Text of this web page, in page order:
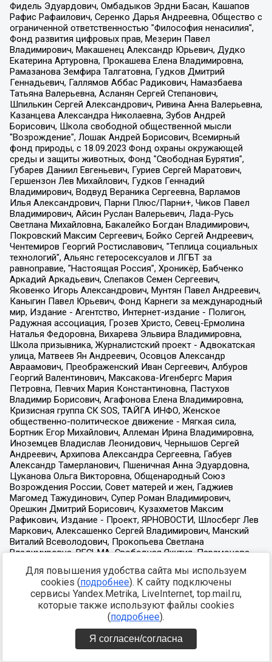
Для повышения удобства сайта мы используем
cookies (подробнее). К сайту подключены
сервисы Yandex.Metrika, LiveInternet, top.mail.ru,
которые также используют файлы cookies
(подробнее).
Я согласен/согласна